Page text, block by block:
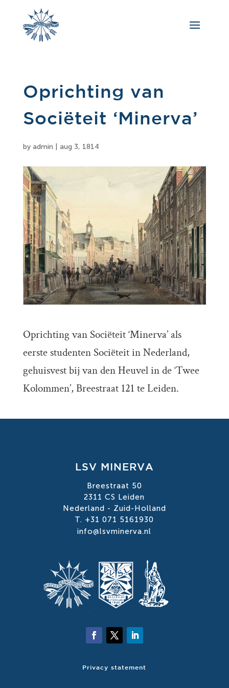
Oprichting van
Sociëteit ‘Minerva’
by admin aug 3, 1814
Oprichting van Sociëteit ‘Minerva’ als
eerste studenten Sociëteit in Nederland,
gehuisvest bij van den Heuvel in de ‘Twee
Kolommen’, Breestraat 121 te Leiden.
LSV MINERVA
Breestraat 50
2311 CS Leiden
Nederland - Zuid-Holland
T. +31 071 5161930
info@lsvminerva.nl
Privacy statement